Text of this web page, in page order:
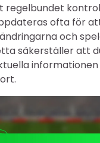
regelbundet
ofta för
och
säkerställer att